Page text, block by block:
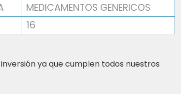
MEDICAMENTOS GENERICOS
16
ya que cumplen todos nuestros